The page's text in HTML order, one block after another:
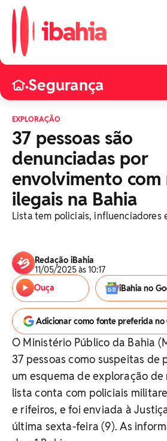
•Segurança
EXPLORAÇÃO
37 pessoas são
denunciadas por
envolvimento com
ilegais na Bahia
Lista tem policiais, influenciadores
Redação iBahia
11/05/2025 às 10:17
Ouça
iBahia no
Adicionar como fonte preferida no
O Ministério Público da Bahia
37 pessoas como suspeitas de
um esquema de exploração de
lista conta com policiais
e rifeiros, e foi enviada à
última sexta-feira (9). As